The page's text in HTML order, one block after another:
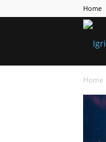
Home
Home